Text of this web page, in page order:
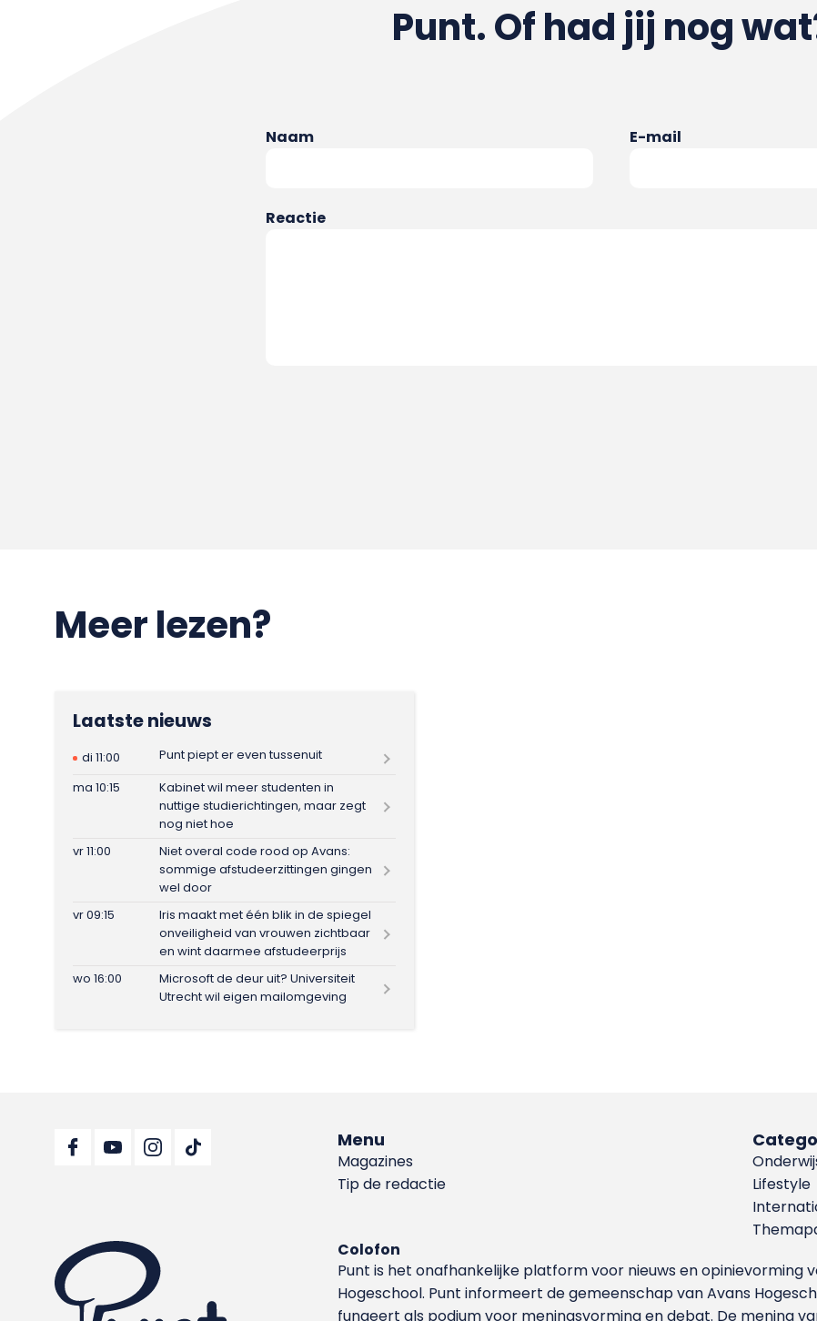
Punt. Of had jij nog
Naam E-mail
Reactie
Meer lezen?
Laatste nieuws
di 11:00
Punt piept er even tussenuit
ma 10:15
Kabinet wil meer studenten in
nuttige studierichtingen, maar zegt
nog niet hoe
vr 11:00
Niet overal code rood op Avans:
sommige afstudeerzittingen gingen
wel door
vr 09:15
Iris maakt met één blik in de spiegel
onveiligheid van vrouwen zichtbaar
en wint daarmee afstudeerprijs
wo 16:00
Microsoft de deur uit? Universiteit
Utrecht wil eigen mailomgeving
Menu
Magazines
Tip de redactie
Lifestyle
Colofon
Punt is het onafhankelijke platform voor nieuws en opinievorming
Hoge­school. Punt informeert de gemeenschap van Avans
fungeert als podium voor meningsvorming en debat. De mening